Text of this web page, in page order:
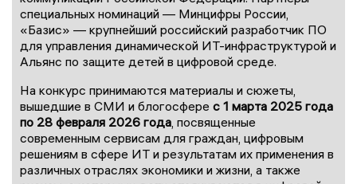
специальных номинаций — Минцифры России,
«Базис» — крупнейший российский разработчик ПО
для управления динамической ИТ-инфраструктурой и
Альянс по защите детей в цифровой среде.
На конкурс принимаются материалы и сюжеты,
вышедшие в СМИ и блогосфере с 1 марта 2025 года
по 28 февраля 2026 года, посвященные
современным сервисам для граждан, цифровым
решениям в сфере ИТ и результатам их применения в
различных отраслях экономики и жизни, а также